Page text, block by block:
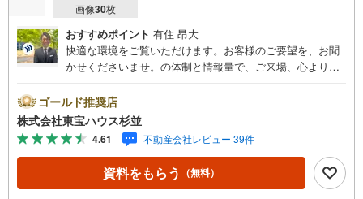
画像30枚
おすすめポイント 有住 昂大
快適な環境をご覧いただけます。お客様のご要望を、お聞
かせくださいませ。の体制と情報量で、ご来場、心よりお
「未来カレンダー」のご提案。・ 未来に起こるであろうご
自宅リフォームをオンライン上でご提案「ミラカレクラ
ブ」。・ 不動産売却時、ご自宅を綺麗にかつ瀟洒にさせる
CG加工ホームステイジングサービス。・ 購入者様へ、税
理士による確定申告の無料セミナーをご招待いたします。
◆ご予約に際して◆日時のご希望をお伝えください。（も
ゴールド推奨店
株式会社東宝ハウス杉並
4.61 不動産会社レビュー 39件
資料をもらう （無料）